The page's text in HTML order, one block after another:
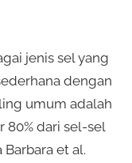
jenis sel yang
dengan
umum adalah
80% dari sel-sel
et al.